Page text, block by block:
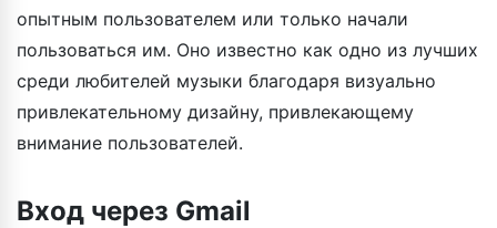
опытным пользователем или только начали
пользоваться им. Оно известно как одно из лучших
среди любителей музыки благодаря визуально
привлекательному дизайну, привлекающему
внимание пользователей.
Вход через Gmail